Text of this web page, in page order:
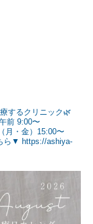
するクリニック🌿
前 9:00〜
月・金）15:00〜
ら▼ https://ashiya-